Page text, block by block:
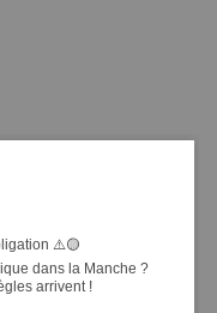
⚠️🟡
dans la Manche ?
arrivent !